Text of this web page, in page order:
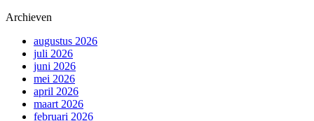
Archieven
augustus 2026
juli 2026
juni 2026
mei 2026
april 2026
maart 2026
februari 2026